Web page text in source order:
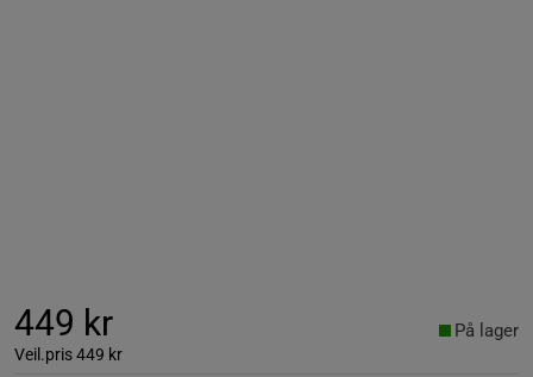
449 kr
Veil.pris449 kr
På lager